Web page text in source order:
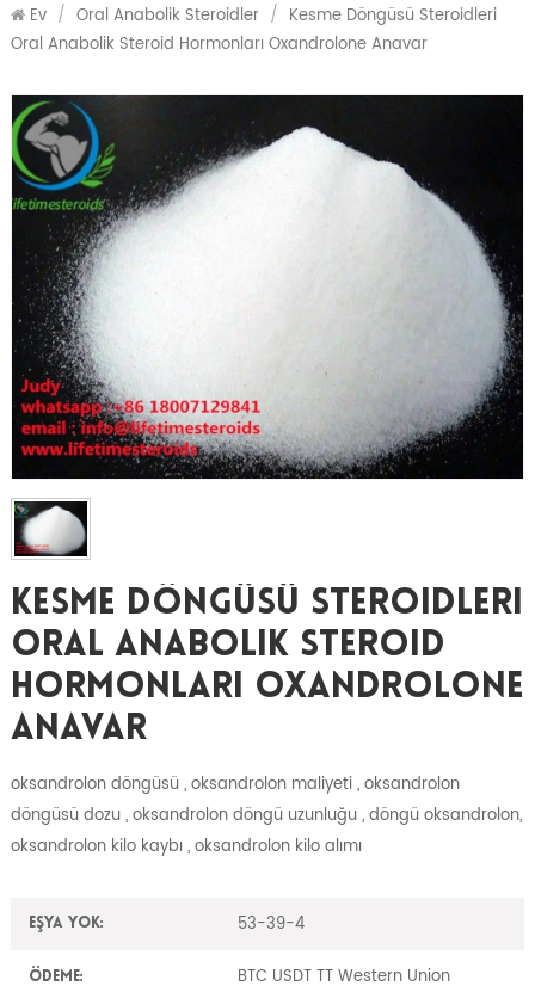
Ev / Oral Anabolik Steroidler / Kesme Döngüsü Steroidleri
Oral Anabolik Steroid Hormonları Oxandrolone Anavar
Kesme Döngüsü Steroidleri
Oral Anabolik Steroid
Hormonları Oxandrolone
Anavar
oksandrolon döngüsü , oksandrolon maliyeti , oksandrolon
döngüsü dozu , oksandrolon döngü uzunluğu , döngü oksandrolon,
oksandrolon kilo kaybı , oksandrolon kilo alımı
Eşya yok: 53-39-4
Ödeme:
BTC USDT TT Western Union